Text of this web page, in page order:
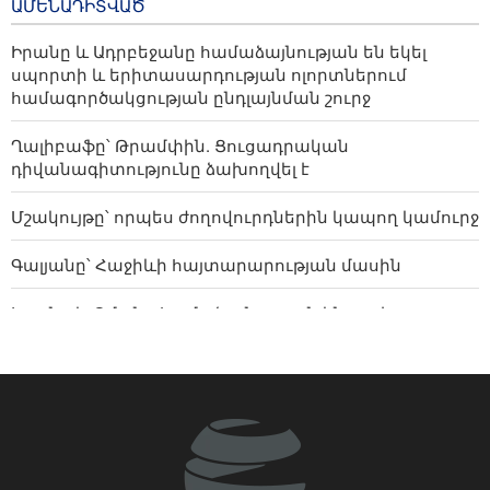
համաձայնության են եկել
սպորտի և
երիտասարդության
ոլորտներում
համագործակցության
ընդլայնման շուրջ
ԱՄԵՆԱԴԻՏՎԱԾ
Իրանը և Ադրբեջանը համաձայնության են եկել
սպորտի և երիտասարդության ոլորտներում
համագործակցության ընդլայնման շուրջ
Ղալիբաֆը՝ Թրամփին. Ցուցադրական
դիվանագիտությունը ձախողվել է
Մշակույթը՝ որպես ժողովուրդներին կապող կամուրջ
Գալյանը՝ Հաջիևի հայտարարության մասին
Իրանը և Օմանը համաձայնության են գալիս
գործողությունների կառավարման համակարգ է
փոխանցել Ադրբեջանին